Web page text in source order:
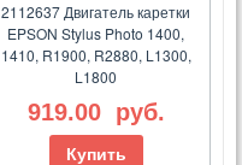
2112637 Двигатель каретки
EPSON Stylus Photo 1400,
1410, R1900, R2880, L1300,
L1800
919.00 руб.
Купить